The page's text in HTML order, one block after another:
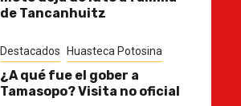
de Tancanhuitz
Destacados Huasteca Potosina
¿A qué fue el gober a
Tamasopo? Visita no oficial